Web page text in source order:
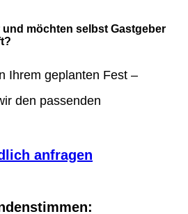
und möchten selbst Gastgeber
Ihrem geplanten Fest –
den passenden
anfragen